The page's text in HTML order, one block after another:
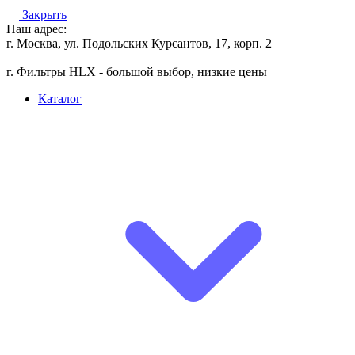
Закрыть
Наш адрес:
г. Москва, ул. Подольских Курсантов, 17, корп. 2
г. Фильтры HLX - большой выбор, низкие цены
Каталог